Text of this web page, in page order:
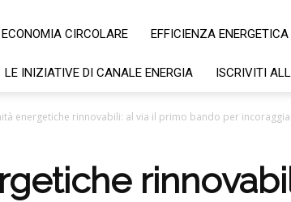
ECONOMIA CIRCOLARE EFFICIENZA ENERGETICA
LE INIZIATIVE DI CANALE ENERGIA ISCRIVITI
energetiche rinnovabili: al via il primo bando per